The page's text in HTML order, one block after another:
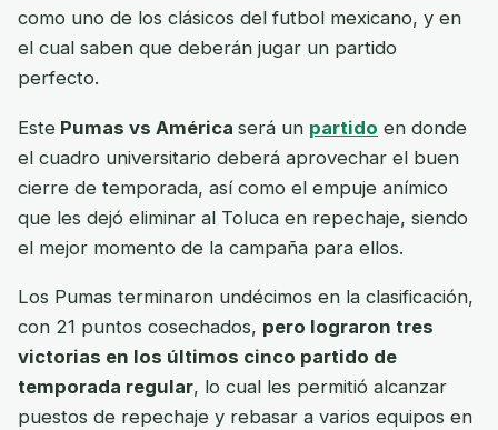
como uno de los clásicos del futbol mexicano, y en
el cual saben que deberán jugar un partido
perfecto.
Este Pumas vs América será un partido en donde
el cuadro universitario deberá aprovechar el buen
cierre de temporada, así como el empuje anímico
que les dejó eliminar al Toluca en repechaje, siendo
el mejor momento de la campaña para ellos.
Los Pumas terminaron undécimos en la clasificación,
con 21 puntos cosechados, pero lograron tres
victorias en los últimos cinco partido de
temporada regular, lo cual les permitió alcanzar
puestos de repechaje y rebasar a varios equipos en